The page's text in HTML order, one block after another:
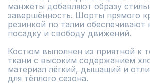
манжеты добавляют образу
завершённость. Шорты прямого
резинкой по талии
посадку и свободу движений.
Костюм выполнен из приятной к
ткани с высоким содержанием
материал лёгкий, дышащий и
для тёплого сезона.